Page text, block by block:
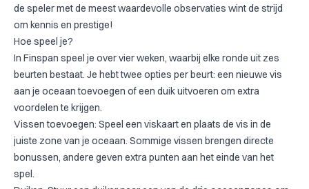
de speler met de meest waardevolle observaties wint de strijd
om kennis en prestige!
Hoe speel je?
In Finspan speel je over vier weken, waarbij elke ronde uit zes
beurten bestaat. Je hebt twee opties per beurt: een nieuwe vis
aan je oceaan toevoegen of een duik uitvoeren om extra
voordelen te krijgen.
Vissen toevoegen: Speel een viskaart en plaats de vis in de
juiste zone van je oceaan. Sommige vissen brengen directe
bonussen, andere geven extra punten aan het einde van het
spel.